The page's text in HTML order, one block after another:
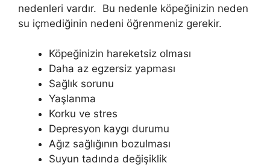
nedenleri vardır. Bu nedenle köpeğinizin neden
su içmediğinin nedeni öğrenmeniz gerekir.
Köpeğinizin hareketsiz olması
Daha az egzersiz yapması
Sağlık sorunu
Yaşlanma
Korku ve stres
Depresyon kaygı durumu
Ağız sağlığının bozulması
Suyun tadında değişiklik